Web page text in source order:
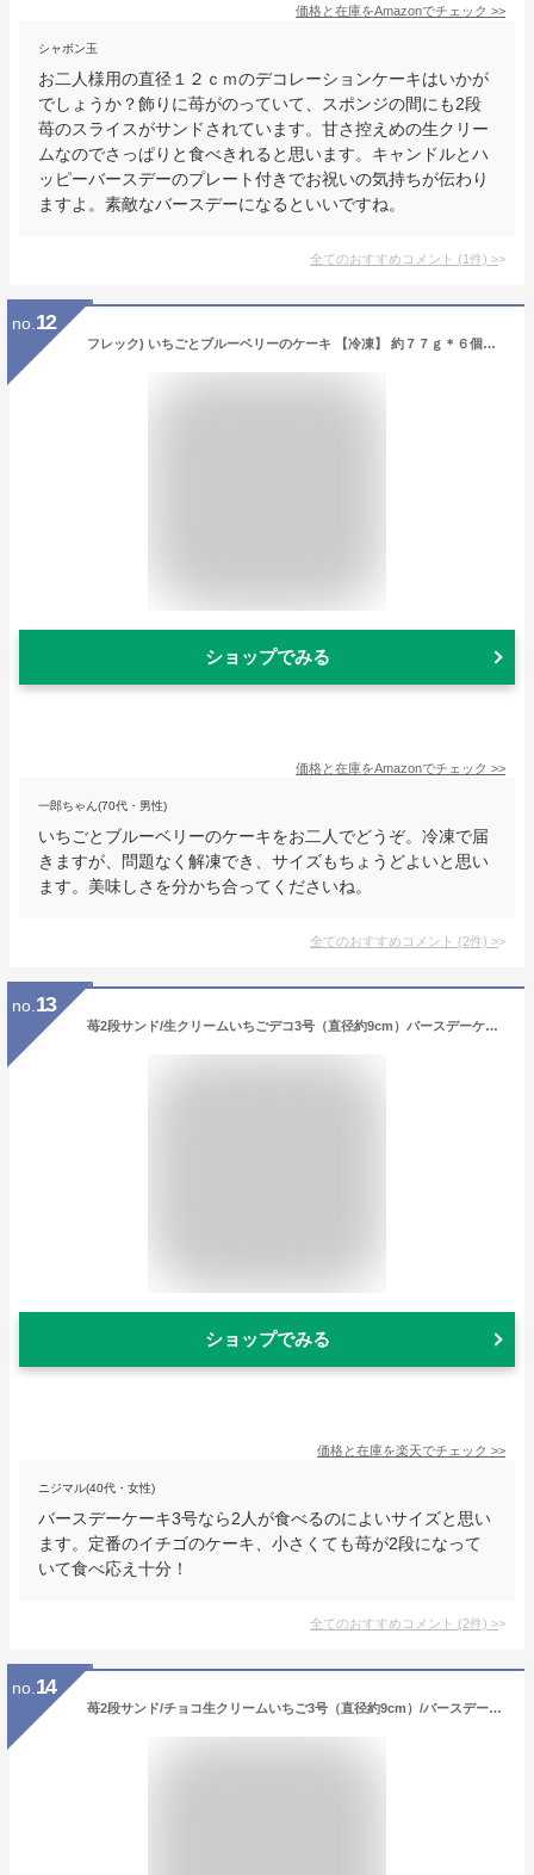
価格と在庫をAmazonでチェック >>
シャボン玉
お二人様用の直径１２ｃｍのデコレーションケーキはいかが
でしょうか？飾りに苺がのっていて、スポンジの間にも2段
苺のスライスがサンドされています。甘さ控えめの生クリー
ムなのでさっぱりと食べきれると思います。キャンドルとハ
ッピーバースデーのプレート付きでお祝いの気持ちが伝わり
ますよ。素敵なバースデーになるといいですね。
全てのおすすめコメント (1件) >
no. 12
フレック) いちごとブルーベリーのケーキ 【冷凍】 約７７ｇ＊６個入り
ショップでみる
価格と在庫をAmazonでチェック >>
一郎ちゃん(70代・男性)
いちごとブルーベリーのケーキをお二人でどうぞ。冷凍で届
きますが、問題なく解凍でき、サイズもちょうどよいと思い
ます。美味しさを分かち合ってくださいね。
全てのおすすめコメント (2件) >
no. 13
苺2段サンド/生クリームいちごデコ3号（直径約9cm）バースデーケーキ3号/お誕生日ケーキ
ショップでみる
価格と在庫を楽天でチェック >>
ニジマル(40代・女性)
バースデーケーキ3号なら2人が食べるのによいサイズと思い
ます。定番のイチゴのケーキ、小さくても苺が2段になって
いて食べ応え十分！
全てのおすすめコメント (2件) >
no. 14
苺2段サンド/チョコ生クリームいちご3号（直径約9cm）/バースデーケーキ/北海道生クリーム100%/バースデーオーナメント・キャンドル小1袋6本付き/